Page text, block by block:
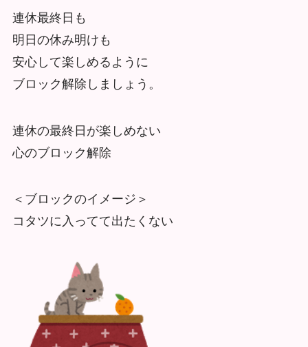
連休最終日も
明日の休み明けも
安心して楽しめるように
ブロック解除しましょう。
連休の最終日が楽しめない
心のブロック解除
＜ブロックのイメージ＞
コタツに入ってて出たくない